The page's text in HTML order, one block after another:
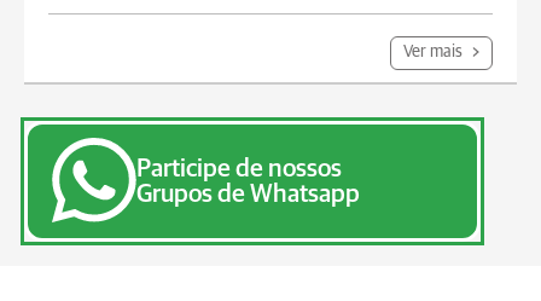
Ver mais
Participe de nossos
Grupos de Whatsapp